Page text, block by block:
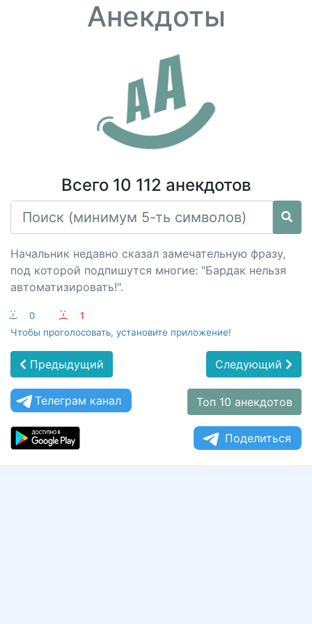
Анекдоты
Всего 10 112 анекдотов
Начальник недавно сказал замечательную фразу,
под которой подпишутся многие: "Бардак нельзя
автоматизировать!".
:-) 0 :-(
1
Чтобы проголосовать, установите приложение!
Предыдущий Следующий
Телеграм канал Топ 10 анекдотов
Поделиться